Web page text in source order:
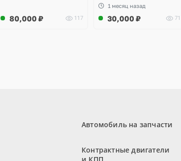
80,000 ₽ 117
1 месяц назад
30,000 ₽ 71
Автомобиль на запчасти
Контрактные двигатели
и КПП